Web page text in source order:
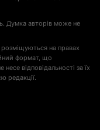
Думка авторів може не
розміщуються на правах
формат, що
відповідальності за їх
редакції.